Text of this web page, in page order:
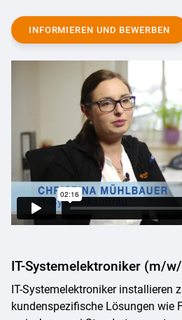
INFORMIEREN UND BEWERBEN
IT-Systemelektroniker (m/
IT-Systemelektroniker installieren
kundenspezifische Lösungen wie